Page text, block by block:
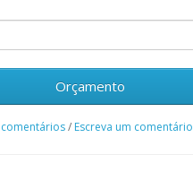
Orçamento
comentários/ Escreva um comentário